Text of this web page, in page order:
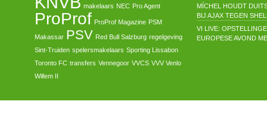
makelaars NEC Pro Agent
ProProf ProProf Magazine PSM
Makassar PSV Red Bull Salzburg regelgeving
Sint-Truiden spelersmakelaars Sporting Lissabon
Toronto FC transfers Vennegoor VVCS VVV Venlo
Willem II
MÍCHEL HOUDT
BIJ AJAX TEGEN
VI LIVE:
EUROPESE AVOND